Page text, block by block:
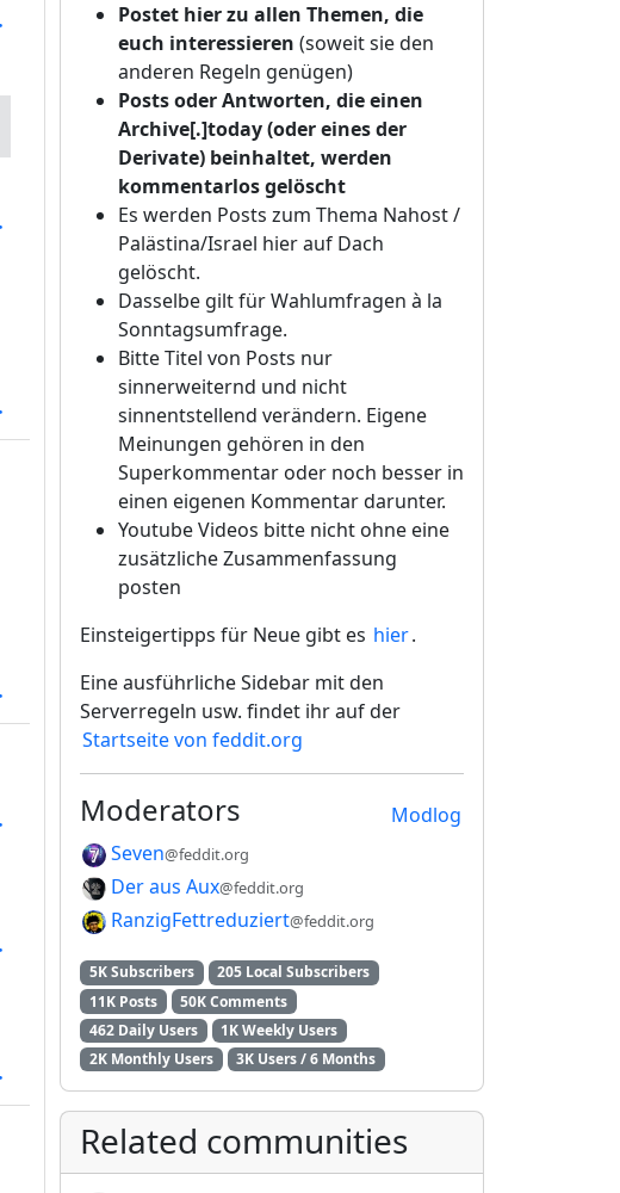
Postet hier zu allen Themen, die
euch interessieren (soweit sie den
anderen Regeln genügen)
Posts oder Antworten, die einen
Archive[.]today (oder eines der
Derivate) beinhaltet, werden
kommentarlos gelöscht
Es werden Posts zum Thema Nahost /
Palästina/Israel hier auf Dach
gelöscht.
Dasselbe gilt für Wahlumfragen à la
Sonntagsumfrage.
Bitte Titel von Posts nur
sinnerweiternd und nicht
sinnentstellend verändern. Eigene
Meinungen gehören in den
Superkommentar oder noch besser in
einen eigenen Kommentar darunter.
Youtube Videos bitte nicht ohne eine
zusätzliche Zusammenfassung
posten
Einsteigertipps für Neue gibt es hier.
Eine ausführliche Sidebar mit den
Serverregeln usw. findet ihr auf der
Startseite von feddit.org
Modlog
Moderators
Seven@feddit.org
Der aus Aux@feddit.org
RanzigFettreduziert@feddit.org
5K Subscribers
205 Local Subscribers
11K Posts
50K Comments
462 Daily Users
1K Weekly Users
2K Monthly Users
3K Users / 6 Months
Related communities